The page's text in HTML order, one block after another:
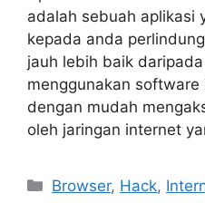
adalah sebuah aplikasi
kepada anda
jauh lebih baik
menggunakan
dengan mudah
oleh jaringan internet
Categories
Browser, Hack,